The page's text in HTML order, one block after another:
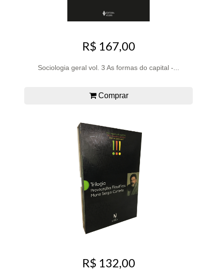
R$ 167,00
Sociologia geral vol. 3 As formas do capital -...
Comprar
R$ 132,00